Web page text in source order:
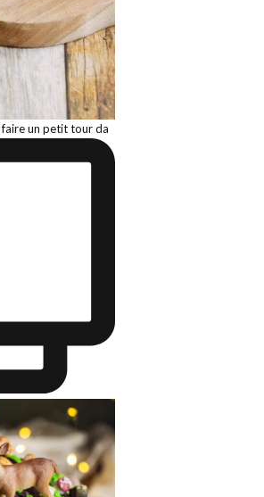
un petit tour da